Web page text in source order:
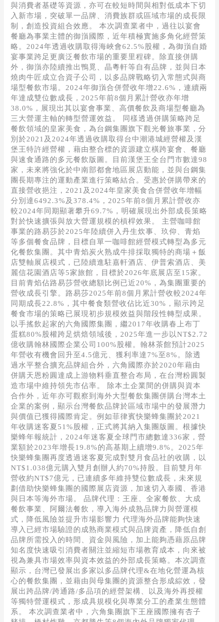
與消費者基礎等資源，亦可在較短時間與相對低成本下切
入新市場，突破單一品牌、消費族群或區域市場的成長限
制，創造投資組合效應。 本次調查業者中，過往以宴會
餐廳為事業主體的御嵿國際，近年積極實施多角化經營策
略。2024年透過收購取得海峽會62.5%股權，為御嵿自婚
宴事業跨足更廣泛餐飲市場的重要里程碑。除直接併購
外，御嵿亦陸續推出鴨覓、晶粵軒等自有品牌，並與日本
燒肉牛匠成立合資子公司，以多品牌戰略切入常態式與商
場型餐飲市場。2024年御嵿合併營收年增22.6%，連續兩
年達成雙位數成長，2025年前8個月累計營收亦年增
38.0%，展現出其以宴會事業、高價餐飲及商場型餐廳為
三大營運主軸的轉型營運效益。 同樣透過併購策略跨足
餐飲領域的皇家美食，為台鋼集團旗下觀光餐旅事業，分
別於2021及2024年透過收購取得台中潮港城經營權及漢
堡王特許經營權，藉由整合標的資源建立橫跨宴會、餐廳
與速食通路的多元餐飲版圖。目前漢堡王全台門市數達98
家，未來將強化於中南部都會地區展店動能，並與台鋼集
團長期專注的運動產業進行策略結合。受惠於併購帶來的
直接營收挹注，2021及2024年皇家美食合併營收年增幅
分別達6492.3%及378.4%，2025年前8個月累計營收亦
較2024年同期顯著攀升69.7%，明確展現出外部成長策略
對於快速擴張與放大營運規模的槓桿效果。 主營咖啡館
事業的路易莎於2025年陸續併入丹生炊事、玖仰、青焰
等多個餐食品牌，目標自單一咖啡館經營模式轉型為多元
化餐飲集團。其中青焰炭火熟成牛排採取獨特的商場＋飯
店雙軸展店模式，已陸續進駐嘉軒酒店、伊普索酒店、美
麗信花園酒店等5家旅館，目標於2026年底展店至15家。
目前青焰佔路易莎營收總額比例已近20%，為集團重要的
營收成長引擎。路易莎2025年前8個月累計營收較2024年
同期成長22.8%，其中餐食類營收佔比近30%，顯示跨足
餐食市場的策略已展現初步規模效益與階段性轉型成果。
以手搖飲起家的六角國際集團，繼2017年收購春上布丁
蛋糕80%股權跨足烘焙領域後，2025年進一步以NT$2.72
億收購翰林國際企業公司100%股權。翰林茶館預計2025
年營收有機會回升至4.5億元、獲利率達7%至8%。除透
過水平整合擴充品牌組合外，六角國際亦於2020年藉由
併購天恩粉圓達成上游物料垂直整合布局，在台灣粉圓製
造市場中維持領先市佔率。 除本土企業間的併購與資本
合作外，近年亦可觀察到海外大型餐飲集團併購台灣本土
企業的案例，顯示台灣餐飲品牌於區域市場中的發展潛力
與價值已獲得國際肯定。例如菲律賓快樂蜂集團於2021
年收購迷客夏51%股權，正式將其納入集團版圖。根據快
樂蜂年報統計，2024年迷客夏全球門市總數達336家，營
業額於2023年增長19.8%的高基期上續增9.8%。2025年
快樂蜂集團再度透過迷客夏完成對雙月食品社的收購，以
NT$1.038億元購入雙月創辦人約70%持股。目前雙月年
營收約NT$7億元，已連續多年維持雙位數成長，未來規
劃借助快樂蜂集團的國際展店資源，加速切入泰國、香港
與日本等海外市場。 品牌代理：王座、全家餐飲、大成
餐飲事業、阿爾法餐飲，導入海外成熟品牌力與營運模
式，降低風險並提升市場影響力 代理海外品牌能夠快速
導入已經市場驗證的成熟商業模式與品牌資產，降低自創
品牌所需投入的時間、資金與風險，加上能夠憑藉原品牌
知名度快速吸引消費者關注並縮短市場教育成本，向來被
視為兼具市場效率與資本效益的外部成長策略。本次調查
顯示，台灣已發展出多家以多品牌代理&在地化營運為核
心的餐飲集團，並藉由與母集團的資源整合形成綜效，發
展出跨品牌/跨通路/多品項的經營架構、以及海外再授權
等獨特營運模式，形成具規模化與專業分工的產業生態體
系。 本次調查業者中，六角集團旗下王座國際擁有杏子